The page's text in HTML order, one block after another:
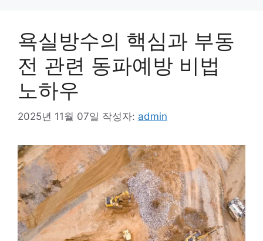
욕실방수의 핵심과 부동
전 관련 동파예방 비법
노하우
2025년 11월 07일 작성자: admin